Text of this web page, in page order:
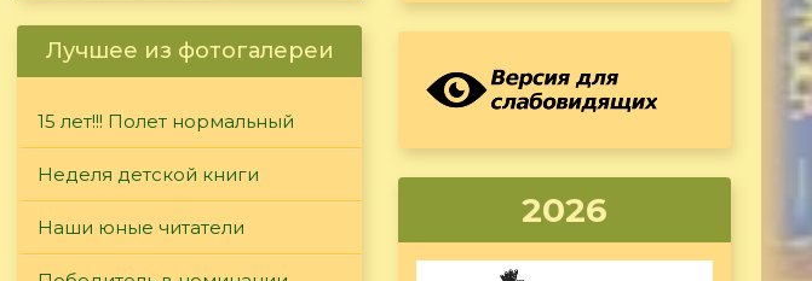
Лучшее из фотогалереи
15 лет!!! Полет нормальный
Неделя детской книги
Наши юные читатели 2026